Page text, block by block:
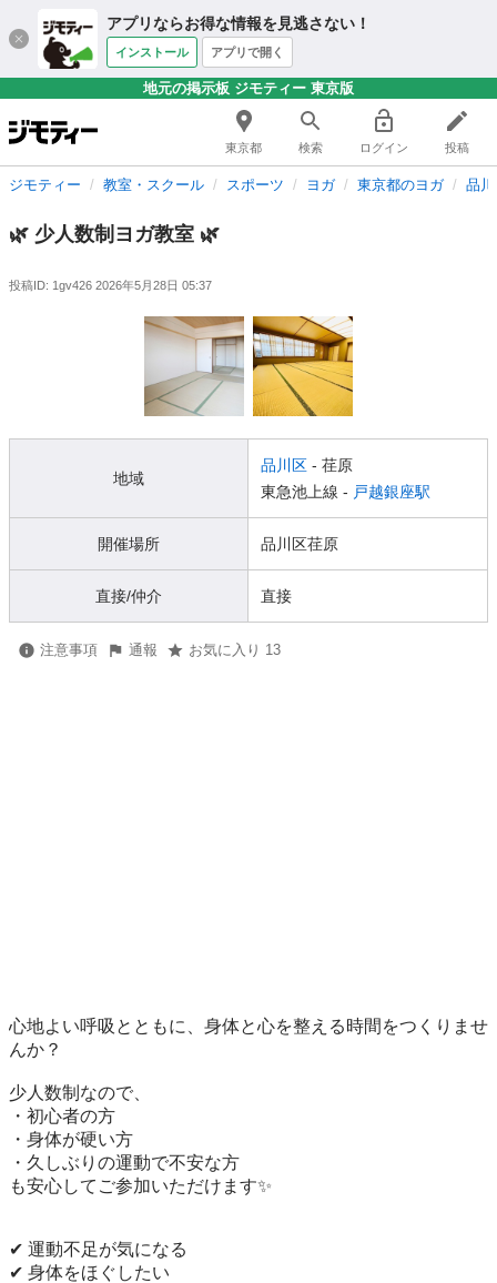
アプリならお得な情報を見逃さない！
インストール アプリで開く
地元の掲示板 ジモティー 東京版
東京都 検索 ログイン 投稿
ジモティー 教室・スクール スポーツ ヨガ 東京都のヨガ 品
🌿 少人数制ヨガ教室 🌿
投稿ID: 1gv426 2026年5月28日 05:37
地域
品川区 - 荏原
東急池上線 - 戸越銀座駅
開催場所 品川区荏原
直接/仲介 直接
注意事項 通報 お気に入り 13
心地よい呼吸とともに、身体と心を整える時間をつくりませ
んか？
少人数制なので、
・初心者の方
・身体が硬い方
・久しぶりの運動で不安な方
も安心してご参加いただけます✨
✔ 運動不足が気になる
✔ 身体をほぐしたい